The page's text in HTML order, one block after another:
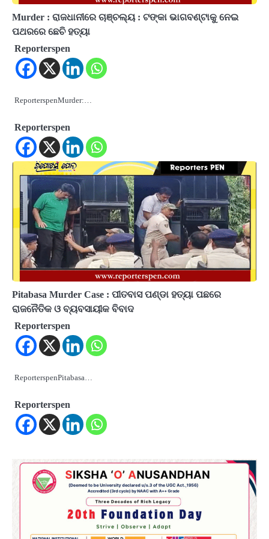
Murder : ରାଜଧାନୀରେ ଚାଞ୍ଚଲ୍ୟ : ଟଙ୍କା ଭାଗବଣ୍ଟାକୁ ନେଇ
ପଥରରେ ଛେଚି ହତ୍ୟା
Reporterspen
ReporterspenMurder:…
Reporterspen
Pitabasa Murder Case : ପୀତବାସ ପଣ୍ଡା ହତ୍ୟା ପଛରେ
ରାଜନୈତିକ ଓ ବ୍ୟବସାୟୀକ ବିବାଦ
Reporterspen
ReporterspenPitabasa…
Reporterspen